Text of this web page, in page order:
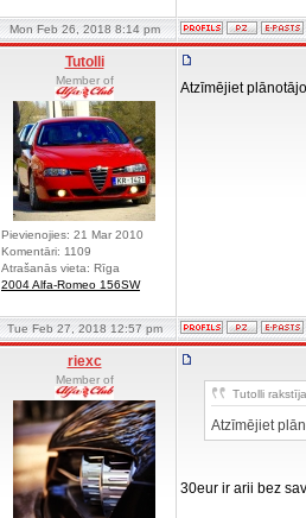
Mon Feb 26, 2018 8:14 pm
Tutolli
Member of
Pievienojies: 21 Mar 2010
Komentāri: 1109
Atrašanās vieta: Rīga
2004 Alfa-Romeo 156SW
Atzīmējiet
Tue Feb 27, 2018 12:57 pm
riexc
Member of
Tutolli
Atzīmējiet
30eur ir arii bez